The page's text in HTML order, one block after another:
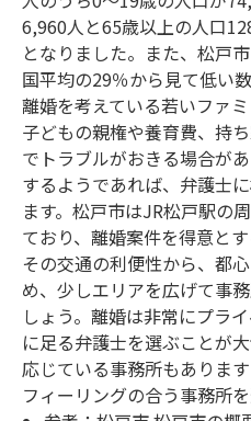
6,960人と65歳以上の人口
となりました。また、松戸
国平均の29％から見て低い数
離婚を考えている若いファ
子どもの親権や養育費、持
でトラブルがおきる場合が
するようであれば、弁護士
ます。松戸市はJR松戸駅の
ており、離婚案件を得意と
その交通の利便性から、都
め、少しエリアを広げて事
しょう。離婚は非常にプラ
に足る弁護士を選ぶことが
応じている事務所もありま
フィーリングの合う事務所を